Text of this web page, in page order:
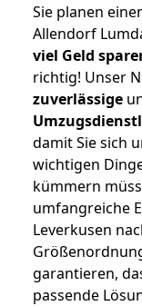
Sie planen
Allendorf
viel Geld
richtig! Unser
zuverlässige
damit Sie sich
wichtigen
kümmern
umfangreiche
Leverkusen
garantieren,
passende